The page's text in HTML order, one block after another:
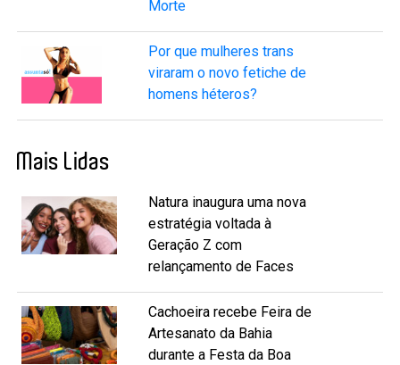
Morte
Por que mulheres trans
viraram o novo fetiche de
homens héteros?
Mais Lidas
Natura inaugura uma nova
estratégia voltada à
Geração Z com
relançamento de Faces
Cachoeira recebe Feira de
Artesanato da Bahia
durante a Festa da Boa